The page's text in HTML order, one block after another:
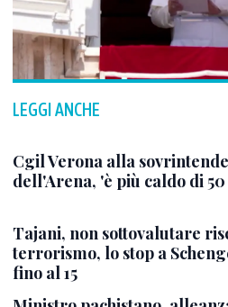
LEGGI ANCHE
Cgil Verona alla
dell'Arena, 'è più caldo di
Tajani, non sottovalutare
terrorismo, lo stop a
fino al 15